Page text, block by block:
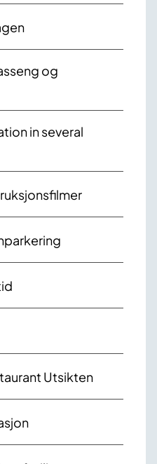
og
in several
Utsikten